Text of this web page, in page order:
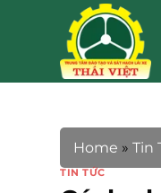
Home » Tin
TIN TỨC